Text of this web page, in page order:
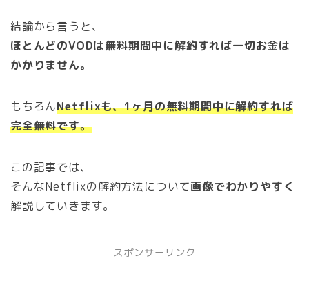
結論から言うと、
ほとんどのVODは無料期間中に解約すれば一切お金は
かかりません。
もちろんNetflixも、1ヶ月の無料期間中に解約すれば
完全無料です。
この記事では、
そんなNetflixの解約方法について画像でわかりやすく
解説していきます。
スポンサーリンク